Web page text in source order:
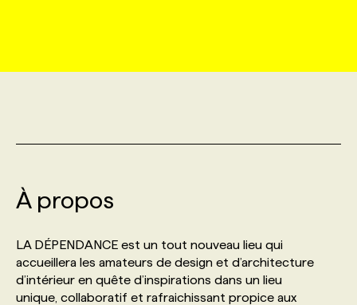
INITIATIVES NUMÉRIQUES
PRIX ET DISTINCTIONS
TENDANCES
MARKETING DURABLE
ÉVÉNEMENTIEL
NOS AUTEUR‧RICES
ANNONCEZ AVEC NOUS
PROFIL ENTREPRISE
FAQ
ANNONCEZ AVEC NOUS
PROFIL CANDIDAT
ANNONCEZ AVEC NOUS
NOS PARCOURS DE FORMATIONS
FORMATIONS PERSONNALISÉES
NOS FORMATEUR‧RICES
POURQUOI CHOISIR NOS FORMATIONS
SERVICE DE CHASSE DE TÊTE
NOS TARIFS
NOS EXPERTISES
FAQ
À propos
LA DÉPENDANCE est un tout nouveau lieu qui
accueillera les amateurs de design et d’architecture
d’intérieur en quête d’inspirations dans un lieu
unique, collaboratif et rafraichissant propice aux